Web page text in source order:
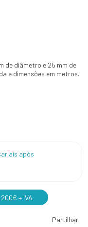
de diâmetro e 25 mm de
e dimensões em metros.
após
+ IVA
Partilhar